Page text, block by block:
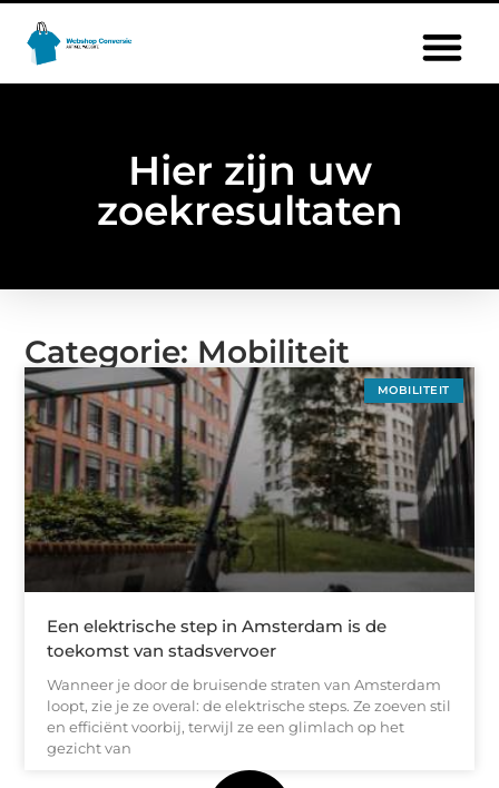
Hier zijn uw
zoekresultaten
Categorie: Mobiliteit
MOBILITEIT
Een elektrische step in Amsterdam is de
toekomst van stadsvervoer
Wanneer je door de bruisende straten van Amsterdam
loopt, zie je ze overal: de elektrische steps. Ze zoeven stil
en efficiënt voorbij, terwijl ze een glimlach op het
gezicht van